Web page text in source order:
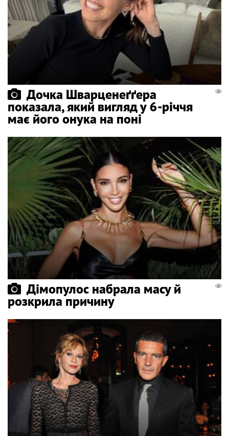
Дочка Шварценеґґера
показала, який вигляд у 6-річчя
має його онука на поні
Дімопулос набрала масу й
розкрила причину